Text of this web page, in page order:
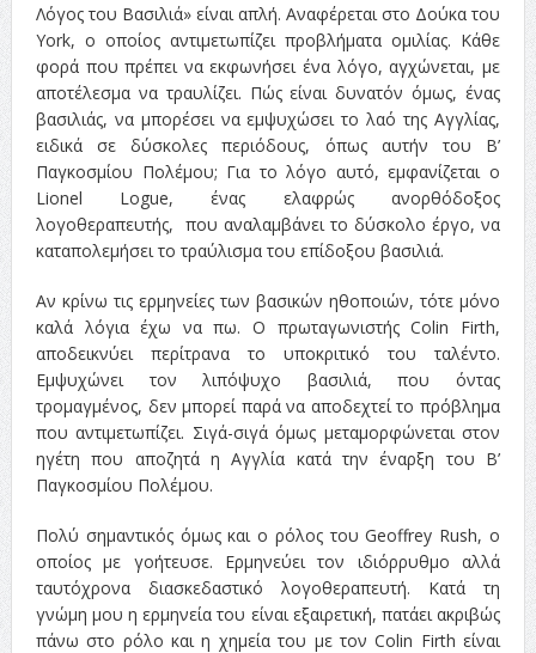
Όψεις και Απόψεις
Αξίζει άραγε?
Λόγος του Βασιλιά» είναι απλή. Αναφέρεται στο Δούκα του
York, ο οποίος αντιμετωπίζει προβλήματα ομιλίας. Κάθε
φορά που πρέπει να εκφωνήσει ένα λόγο, αγχώνεται, με
αποτέλεσμα να τραυλίζει. Πώς είναι δυνατόν όμως, ένας
βασιλιάς, να μπορέσει να εμψυχώσει το λαό της Αγγλίας,
ειδικά σε δύσκολες περιόδους, όπως αυτήν του Β’
Παγκοσμίου Πολέμου; Για το λόγο αυτό, εμφανίζεται ο
Lionel Logue, ένας ελαφρώς ανορθόδοξος
λογοθεραπευτής, που αναλαμβάνει το δύσκολο έργο, να
καταπολεμήσει το τραύλισμα του επίδοξου βασιλιά.
Αν κρίνω τις ερμηνείες των βασικών ηθοποιών, τότε μόνο
καλά λόγια έχω να πω. Ο πρωταγωνιστής Colin Firth,
αποδεικνύει περίτρανα το υποκριτικό του ταλέντο.
Εμψυχώνει τον λιπόψυχο βασιλιά, που όντας
τρομαγμένος, δεν μπορεί παρά να αποδεχτεί το πρόβλημα
που αντιμετωπίζει. Σιγά-σιγά όμως μεταμορφώνεται στον
ηγέτη που αποζητά η Αγγλία κατά την έναρξη του Β’
Παγκοσμίου Πολέμου.
Πολύ σημαντικός όμως και ο ρόλος του Geoffrey Rush, ο
οποίος με γοήτευσε. Ερμηνεύει τον ιδιόρρυθμο αλλά
ταυτόχρονα διασκεδαστικό λογοθεραπευτή. Κατά τη
γνώμη μου η ερμηνεία του είναι εξαιρετική, πατάει ακριβώς
πάνω στο ρόλο και η χημεία του με τον Colin Firth είναι